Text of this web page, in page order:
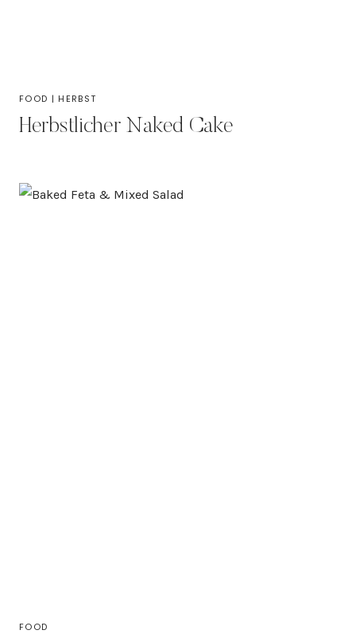
FOOD | HERBST
Herbstlicher Naked Cake
FOOD